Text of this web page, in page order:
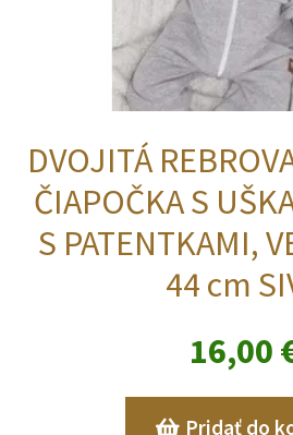
DVOJITÁ
ČIAPOČKA S
S PATENTKAMI,
44 cm
16,00
Pridať do